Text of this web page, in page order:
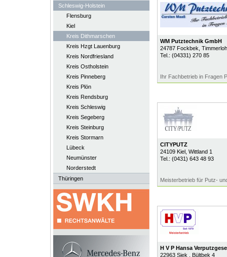
Schleswig-Holstein
Flensburg
Kiel
Kreis Dithmarschen
Kreis Hzgt Lauenburg
Kreis Nordfriesland
Kreis Ostholstein
Kreis Pinneberg
Kreis Plön
Kreis Rendsburg
Kreis Schleswig
Kreis Segeberg
Kreis Steinburg
Kreis Stormarn
Lübeck
Neumünster
Norderstedt
Thüringen
WM Putztechnik GmbH
24787 Fockbek ,
Tel.: (04331) 270 85
Ihr Fachbetrieb in Fragen
CITYPUTZ
24109 Kiel, Wittland 1
Tel.: (0431) 643 48 93
Meisterbetrieb für Putz-
H V P Hansa
22963 Siek
, Bültbek 4